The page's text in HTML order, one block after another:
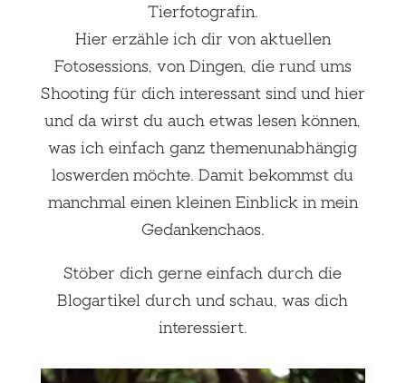
Tierfotografin.
Hier erzähle ich dir von aktuellen
Fotosessions, von Dingen, die rund ums
Shooting für dich interessant sind und hier
und da wirst du auch etwas lesen können,
was ich einfach ganz themenunabhängig
loswerden möchte. Damit bekommst du
manchmal einen kleinen Einblick in mein
Gedankenchaos.
Stöber dich gerne einfach durch die
Blogartikel durch und schau, was dich
interessiert.